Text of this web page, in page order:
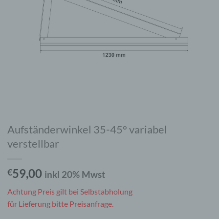
Aufständerwinkel 35-45° variabel
verstellbar
€59,00 inkl 20% Mwst
Achtung Preis gilt bei Selbstabholung
für Lieferung bitte Preisanfrage.